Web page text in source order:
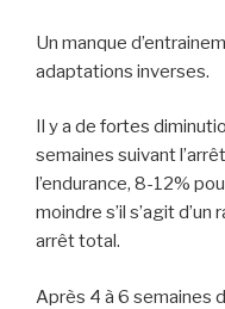
Un manque
adaptations inverses.
Il y a de fortes
semaines suivant
l’endurance, 8-12%
moindre s’il s’agit
arrêt total.
Après 4 à 6 semaines